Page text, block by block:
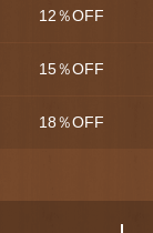
12％OFF
15％OFF
18％OFF